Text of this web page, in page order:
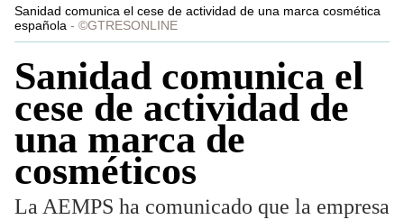
Sanidad comunica el cese de actividad de una marca cosmética
española
©GTRESONLINE
Sanidad comunica el
cese de actividad de
una marca de
cosméticos
La AEMPS ha comunicado que la empresa